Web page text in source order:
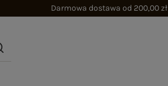
Darmowa dostawa od 200,00 zł